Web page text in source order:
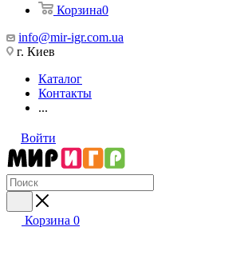
Корзина0
info@mir-igr.com.ua
г. Киев
Каталог
Контакты
...
Войти
Корзина 0